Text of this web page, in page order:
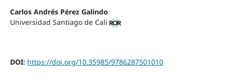
Carlos Andrés Pérez Galindo
Universidad Santiago de Cali
DOI: https://doi.org/10.35985/9786287501010